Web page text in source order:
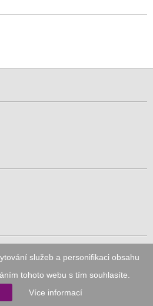
služeb a personifikaci obsahu
tohoto webu s tím souhlasíte.
Více informací
je členem Asociace pro elektronickou